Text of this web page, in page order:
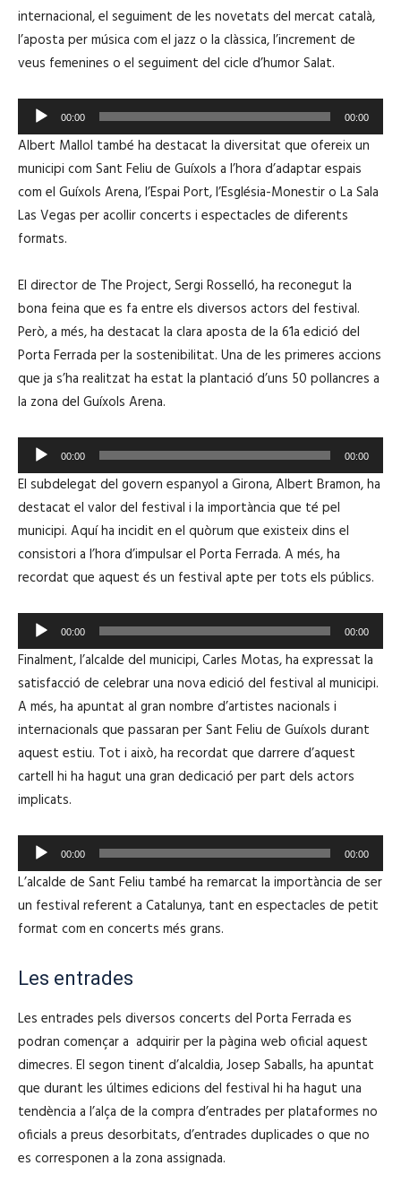
internacional, el seguiment de les novetats del mercat català,
l’aposta per música com el jazz o la clàssica, l’increment de
veus femenines o el seguiment del cicle d’humor Salat.
e
p
r
o
d
u
t
o
r
d
'
à
u
i
o
00:00 00:00
Albert Mallol també ha destacat la diversitat que ofereix un
municipi com Sant Feliu de Guíxols a l’hora d’adaptar espais
com el Guíxols Arena, l’Espai Port, l’Església-Monestir o La Sala
Las Vegas per acollir concerts i espectacles de diferents
formats.
El director de The Project, Sergi Rosselló, ha reconegut la
bona feina que es fa entre els diversos actors del festival.
Però, a més, ha destacat la clara aposta de la 61a edició del
Porta Ferrada per la sostenibilitat. Una de les primeres accions
que ja s’ha realitzat ha estat la plantació d’uns 50 pollancres a
la zona del Guíxols Arena.
e
p
r
o
d
u
c
o
r
d
'
à
u
d
00:00 00:00
El subdelegat del govern espanyol a Girona, Albert Bramon, ha
destacat el valor del festival i la importància que té pel
municipi. Aquí ha incidit en el quòrum que existeix dins el
consistori a l’hora d’impulsar el Porta Ferrada. A més, ha
recordat que aquest és un festival apte per tots els públics.
e
p
r
o
d
u
c
t
o
d
'
à
d
o
00:00 00:00
Finalment, l’alcalde del municipi, Carles Motas, ha expressat la
satisfacció de celebrar una nova edició del festival al municipi.
A més, ha apuntat al gran nombre d’artistes nacionals i
internacionals que passaran per Sant Feliu de Guíxols durant
aquest estiu. Tot i això, ha recordat que darrere d’aquest
cartell hi ha hagut una gran dedicació per part dels actors
implicats.
e
p
r
o
u
c
o
d
00:00 00:00
L’alcalde de Sant Feliu també ha remarcat la importància de ser
un festival referent a Catalunya, tant en espectacles de petit
format com en concerts més grans.
Les entrades
Les entrades pels diversos concerts del Porta Ferrada es
podran començar a adquirir per la pàgina web oficial aquest
dimecres. El segon tinent d’alcaldia, Josep Saballs, ha apuntat
que durant les últimes edicions del festival hi ha hagut una
tendència a l’alça de la compra d’entrades per plataformes no
oficials a preus desorbitats, d’entrades duplicades o que no
es corresponen a la zona assignada.